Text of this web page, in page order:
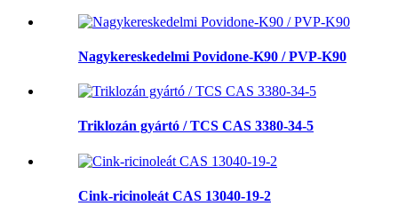
Nagykereskedelmi Povidone-K90 / PVP-K90
Triklozán gyártó / TCS CAS 3380-34-5
Cink-ricinoleát CAS 13040-19-2